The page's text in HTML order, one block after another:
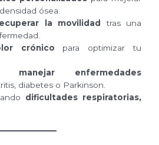
ósea.
la movilidad
tras una
crónico para optimizar tu
a manejar enfermedades
diabetes o Parkinson.
dificultades respiratorias,